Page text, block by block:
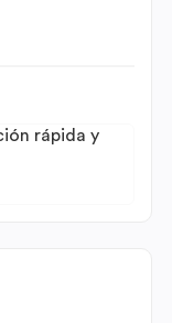
rápida y